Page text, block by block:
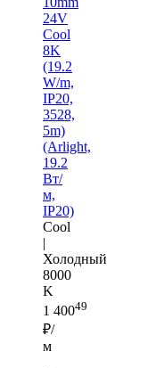
24V
Cool
8K
(19.2
W/m,
IP20,
3528,
5m)
(Arlight,
19.2
Вт/
м,
IP20)
Cool
|
Холодный
8000
K
1 40049
₽/
м